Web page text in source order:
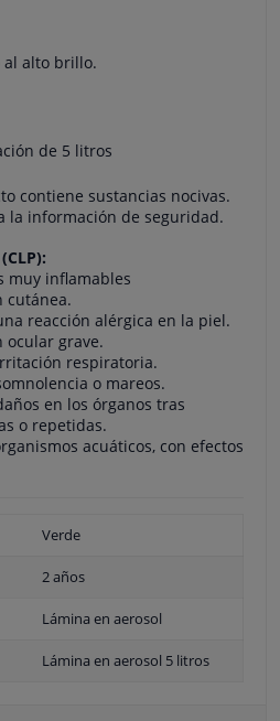
al alto brillo.
de 5 litros
contiene sustancias nocivas.
la información de seguridad.
muy inflamables
cutánea.
reacción alérgica en la piel.
ocular grave.
respiratoria.
o mareos.
en los órganos tras
o repetidas.
acuáticos, con efectos
Verde
2 años
Lámina en aerosol
Lámina en aerosol 5 litros